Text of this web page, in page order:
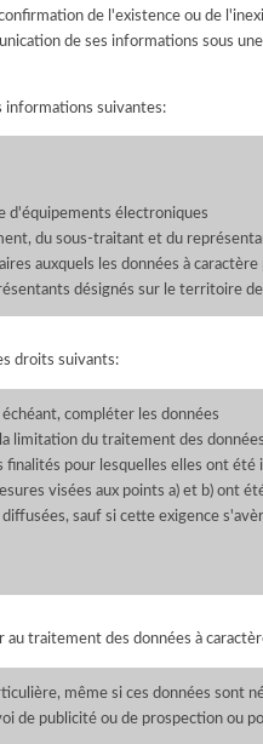
de l'existence ou de
de ses informations sous
informations suivantes:
d'équipements électroniques
du sous-traitant et du
auxquels les données à
désignés sur le territoire
droits suivants:
compléter les données
limitation du traitement des
finalités pour lesquelles elles ont
visées aux points a) et b) ont
sauf si cette exigence
traitement des données à
même si ces données sont
de publicité ou de prospection ou